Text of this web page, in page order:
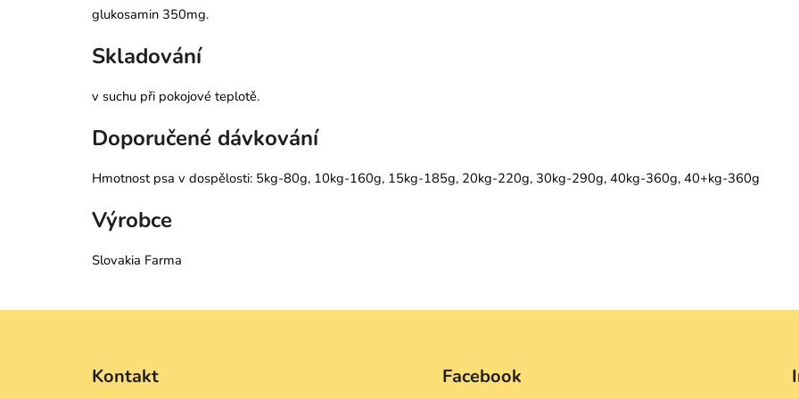
glukosamin 350mg.
Skladování
v suchu při pokojové teplotě.
Doporučené dávkování
Hmotnost psa v dospělosti: 5kg-80g, 10kg-160g, 15kg-185g, 20kg-220g, 30kg-290g, 40kg-360g, 40+kg-360g
Výrobce
Slovakia Farma
Kontakt Facebook